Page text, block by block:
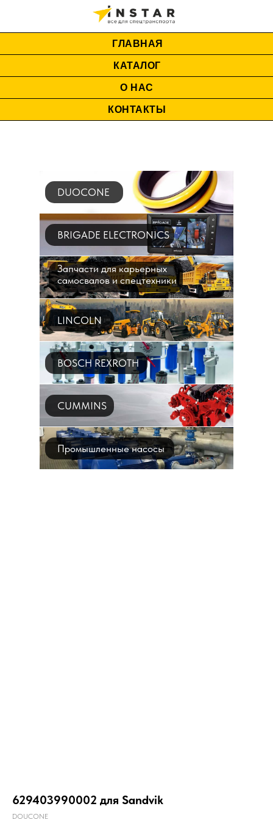
ГЛАВНАЯ
КАТАЛОГ
О НАС
КОНТАКТЫ
DUOCONE
BRIGADE ELECTRONICS
Запчасти для карьерных
самосвалов и спецтехники
LINCOLN
BOSCH REXROTH
CUMMINS
Промышленные насосы
629403990002 для Sandvik
DOUCONE